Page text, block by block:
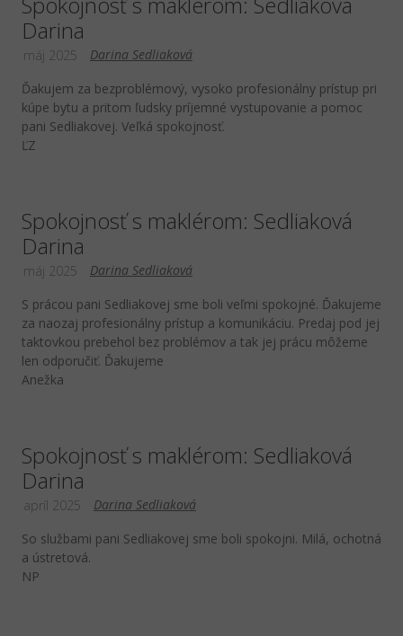
Darina
Darina Sedliaková
máj 2025
Ďakujem za bezproblémový, vysoko profesionálny prístup pri
kúpe bytu a pritom ľudsky príjemné vystupovanie a pomoc
pani Sedliakovej. Veľká spokojnosť.
ĽZ
Spokojnosť s maklérom: Sedliaková
Darina
Darina Sedliaková
máj 2025
S prácou pani Sedliakovej sme boli veľmi spokojné. Ďakujeme
za naozaj profesionálny prístup a komunikáciu. Predaj pod jej
taktovkou prebehol bez problémov a tak jej prácu môžeme
len odporučiť. Ďakujeme
Anežka
Spokojnosť s maklérom: Sedliaková
Darina
Darina Sedliaková
apríl 2025
So službami pani Sedliakovej sme boli spokojni. Milá, ochotná
a ústretová.
NP